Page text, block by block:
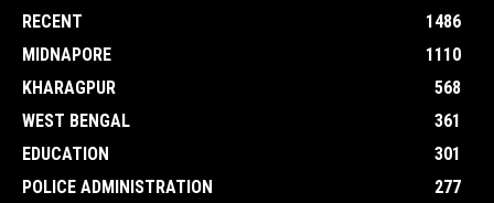
RECENT
1486
MIDNAPORE
1110
KHARAGPUR
568
WEST BENGAL
361
EDUCATION
301
POLICE ADMINISTRATION
277